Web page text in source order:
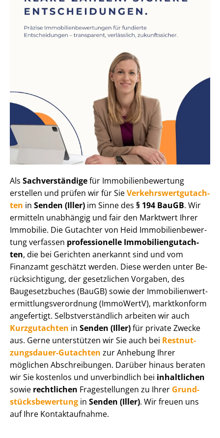
Als Sachverständigefür Im­mo­bi­li­en­be­wer­tung
erstellen und prüfen wir für SieVer­kehrs­wert­gut­ach­
ten in Senden (Iller) im Sinne des § 194 BauGB. Wir
ermitteln unabhängig und fair den Marktwert Ihrer
Immobilie. Die Gutachter von Heid Im­mo­bi­li­en­be­wer­
tung verfassen professionelle Im­mo­bi­li­en­gut­ach­
ten, die bei Gerichten anerkannt sind und vom
Finanzamt geschätzt werden. Diese werden unter Be­
rück­sich­ti­gung, der gesetzlichen Vorgaben, des
Baugesetzbuches (BauGB) sowie der Im­mo­bi­li­en­wert­
ermitt­lungs­ver­ord­nung (ImmoWertV), marktkonform
angefertigt. Selbst­ver­ständ­lich arbeiten wir auch
Kurzgutachten in Senden (Iller)für private Zwecke
aus. Gerne unterstützen wir Sie auch bei Rest­nut­
zungs­dau­er-Gutachten zur Anhebung Ihrer
möglichen Abschreibungen. Darüber hinaus beraten
wir Sie kostenlos und unverbindlich bei inhaltlichen
sowie rechtlichen Fragestellungen zu Ihrer Grund­
stücks­be­wer­tung in Senden (Iller). Wir freuen uns
auf Ihre Kontaktaufnahme.